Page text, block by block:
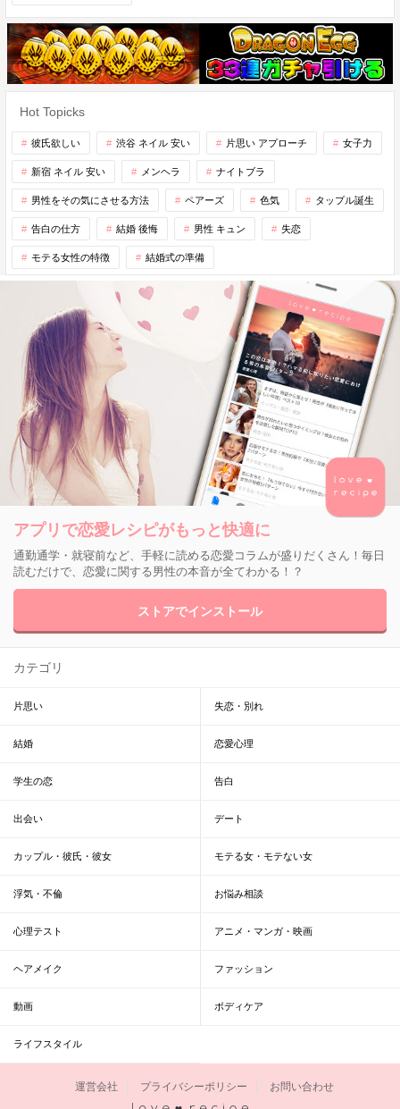
Hot Topicks
彼氏欲しい 渋谷 ネイル 安い 片思い アプローチ 女子力
新宿 ネイル 安い メンヘラ ナイトブラ
男性をその気にさせる方法 ペアーズ 色気 タップル誕生
告白の仕方 結婚 後悔 男性 キュン 失恋
モテる女性の特徴 結婚式の準備
アプリで恋愛レシピがもっと快適に
通勤通学・就寝前など、手軽に読める恋愛コラムが盛りだくさん！毎日
読むだけで、恋愛に関する男性の本音が全てわかる！？
ストアでインストール
カテゴリ
片思い 失恋・別れ
結婚 恋愛心理
学生の恋 告白
出会い デート
カップル・彼氏・彼女 モテる女・モテない女
浮気・不倫 お悩み相談
心理テスト アニメ・マンガ・映画
ヘアメイク ファッション
動画 ボディケア
ライフスタイル
運営会社 プライバシーポリシー お問い合わせ